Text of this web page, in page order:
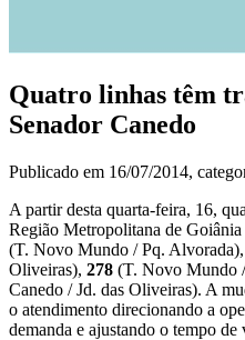
Quatro linhas têm
Senador Canedo
Publicado em 16/07/2014,
A partir desta quarta-feira, 16,
Região Metropolitana de Goiânia
(T. Novo Mundo / Pq. Alvorada),
Oliveiras), 278 (T. Novo Mundo
Canedo / Jd. das Oliveiras). A
o atendimento direcionando a
demanda e ajustando o tempo de